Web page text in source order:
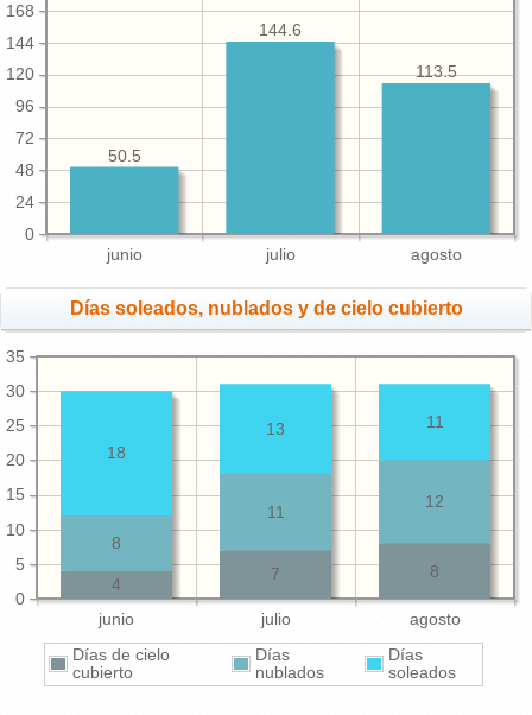
junio julio agosto
0
24
48
72
96
120
144
168
113.5
144.6
50.5
Días soleados, nublados y de cielo cubierto
junio julio agosto
0
5
10
15
20
25
30
35
8
7
4
12
11
8
11
13
18
Días de cielo
cubierto
Días
nublados
Días
soleados